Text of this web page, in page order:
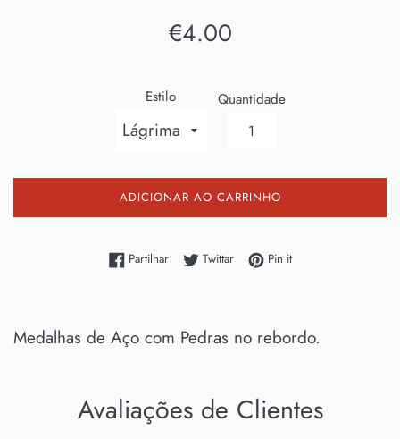
Preço
€4.00
Estilo Quantidade
ADICIONAR AO CARRINHO
PartilharPartilhe no Facebook
TwittarTwittar no Twitter
Pin itAdicione no Pinterest
Medalhas de Aço com Pedras no rebordo.
Avaliações de Clientes